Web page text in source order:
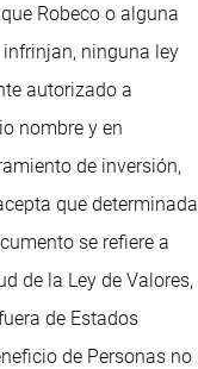
Robeco o alguna
ninguna ley
autorizado a
nombre y en
de inversión,
que determinada
se refiere a
de la Ley de Valores,
de Estados
de Personas no